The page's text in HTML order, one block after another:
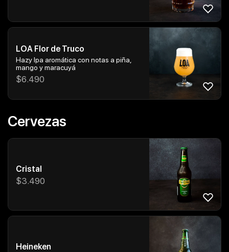
LOA Flor de Truco
Hazy Ipa aromática con notas a piña,
mango y maracuyá
$6.490
Cervezas
Cristal
$3.490
Heineken